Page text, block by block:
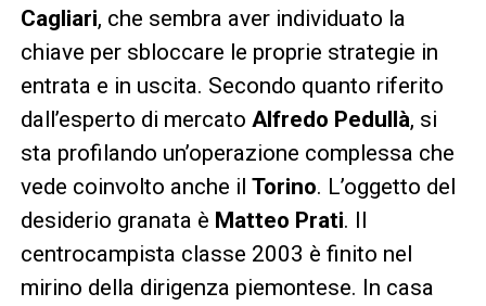
Cagliari, che sembra aver individuato la
chiave per sbloccare le proprie strategie in
entrata e in uscita. Secondo quanto riferito
dall’esperto di mercato Alfredo Pedullà, si
sta profilando un’operazione complessa che
vede coinvolto anche il Torino. L’oggetto del
desiderio granata è Matteo Prati. Il
centrocampista classe 2003 è finito nel
mirino della dirigenza piemontese. In casa